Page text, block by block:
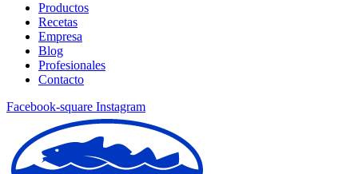
Productos
Recetas
Empresa
Blog
Profesionales
Contacto
Facebook-square Instagram